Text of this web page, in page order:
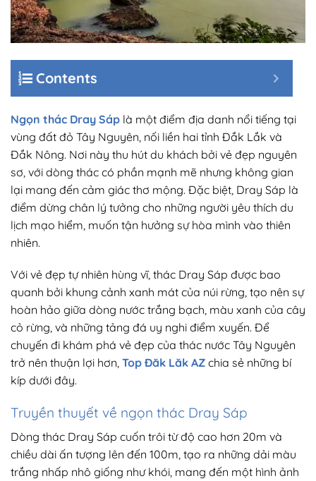
Contents
Ngọn thác Dray Sáp là một điểm địa danh nổi tiếng tại
vùng đất đỏ Tây Nguyên, nối liền hai tỉnh Đắk Lắk và
Đắk Nông. Nơi này thu hút du khách bởi vẻ đẹp nguyên
sơ, với dòng thác có phần mạnh mẽ nhưng không gian
lại mang đến cảm giác thơ mộng. Đặc biệt, Dray Sáp là
điểm dừng chân lý tưởng cho những người yêu thích du
lịch mạo hiểm, muốn tận hưởng sự hòa mình vào thiên
nhiên.
Với vẻ đẹp tự nhiên hùng vĩ, thác Dray Sáp được bao
quanh bởi khung cảnh xanh mát của núi rừng, tạo nên sự
hoàn hảo giữa dòng nước trắng bạch, màu xanh của cây
cỏ rừng, và những tảng đá uy nghi điểm xuyến. Để
chuyến đi khám phá vẻ đẹp của thác nước Tây Nguyên
trở nên thuận lợi hơn, Top Đăk Lăk AZ chia sẻ những bí
kíp dưới đây.
Truyền thuyết về ngọn thác Dray Sáp
Dòng thác Dray Sáp cuốn trôi từ độ cao hơn 20m và
chiều dài ấn tượng lên đến 100m, tạo ra những dải màu
trắng nhấp nhô giống như khói, mang đến một hình ảnh